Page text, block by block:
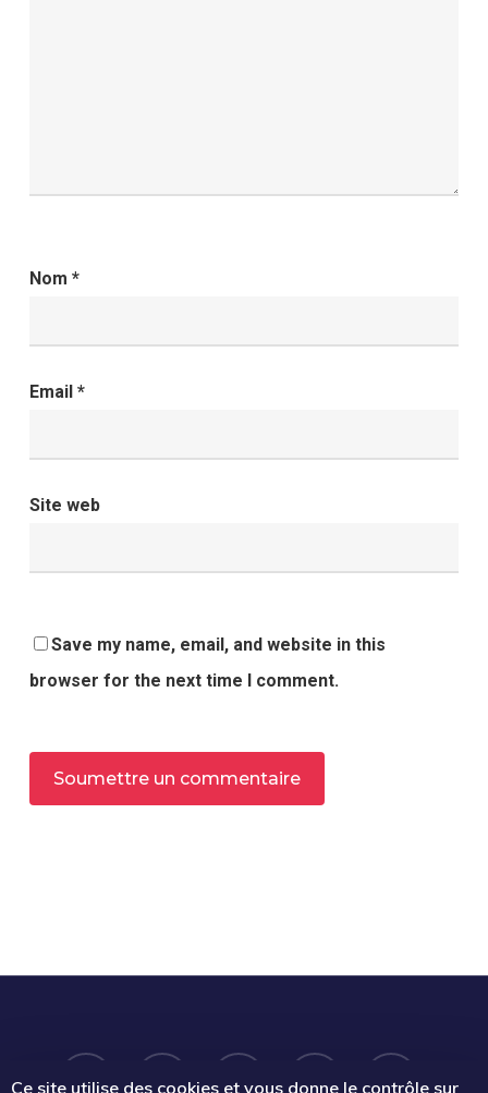
Nom *
Email *
Site web
Save my name, email, and website in this
browser for the next time I comment.
twitter facebook linkedin phone email
Ce site utilise des cookies et vous donne le contrôle sur